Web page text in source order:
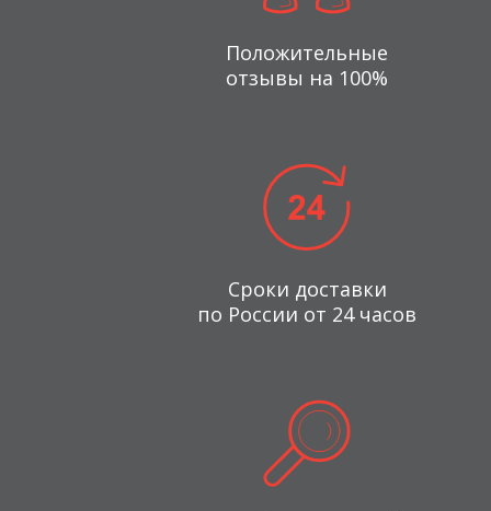
Положительные
отзывы на 100%
Сроки доставки
по России от 24 часов